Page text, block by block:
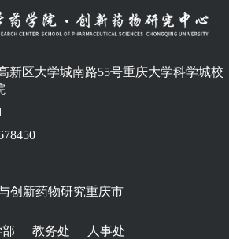
新区大学城南路55号重庆大学科学城校
创新药物研究重庆市
部 教务处 人事处